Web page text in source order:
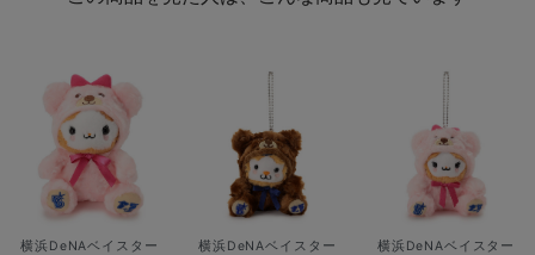
横浜DeNAベイスター
横浜DeNAベイスター
横浜DeNAベイスター